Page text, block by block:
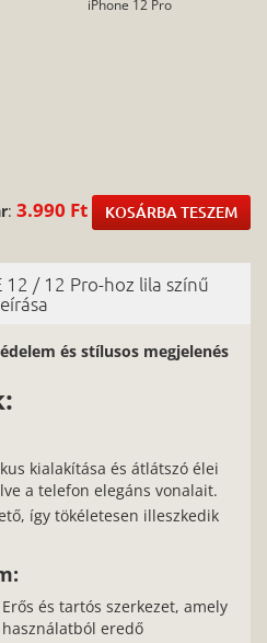
iPhone 12 Pro
: 3.990 Ft KOSÁRBA TESZEM
12 / 12 Pro-hoz lila színű
és stílusos megjelenés
kialakítása és átlátszó élei
a telefon elegáns vonalait.
így tökéletesen illeszkedik
Erős és tartós szerkezet, amely
eredő